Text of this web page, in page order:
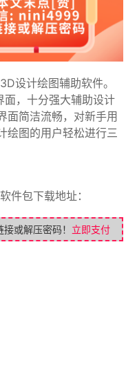
设计绘图辅助软件。
，十分强大辅助设计
面简洁流畅，对新手用
绘图的用户轻松进行三
件包下载地址：
或解压密码！ 立即支付